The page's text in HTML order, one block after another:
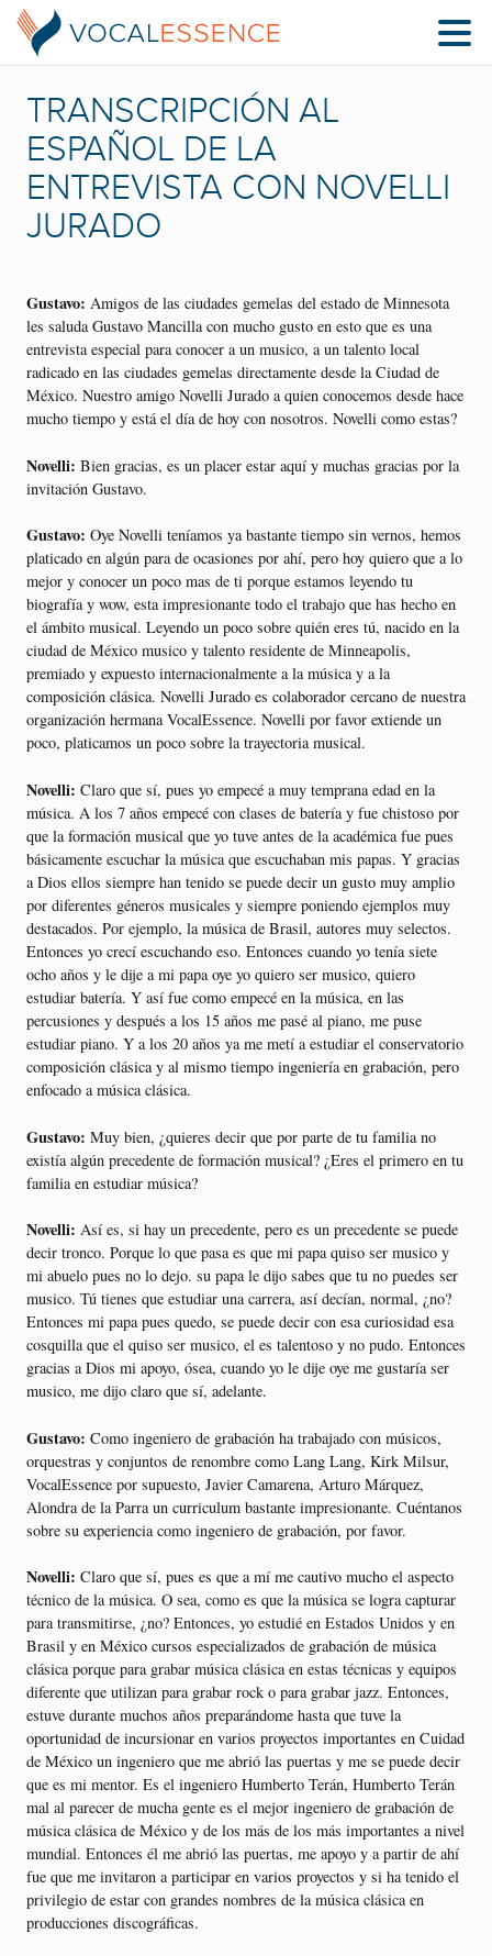
TRANSCRIPCIÓN AL
ESPAÑOL DE LA
ENTREVISTA CON NOVELLI
JURADO
Gustavo: Amigos de las ciudades gemelas del estado de Minnesota
les saluda Gustavo Mancilla con mucho gusto en esto que es una
entrevista especial para conocer a un musico, a un talento local
radicado en las ciudades gemelas directamente desde la Ciudad de
México. Nuestro amigo Novelli Jurado a quien conocemos desde hace
mucho tiempo y está el día de hoy con nosotros. Novelli como estas?
Novelli: Bien gracias, es un placer estar aquí y muchas gracias por la
invitación Gustavo.
Gustavo: Oye Novelli teníamos ya bastante tiempo sin vernos, hemos
platicado en algún para de ocasiones por ahí, pero hoy quiero que a lo
mejor y conocer un poco mas de ti porque estamos leyendo tu
biografía y wow, esta impresionante todo el trabajo que has hecho en
el ámbito musical. Leyendo un poco sobre quién eres tú, nacido en la
ciudad de México musico y talento residente de Minneapolis,
premiado y expuesto internacionalmente a la música y a la
composición clásica. Novelli Jurado es colaborador cercano de nuestra
organización hermana VocalEssence. Novelli por favor extiende un
poco, platicamos un poco sobre la trayectoria musical.
Novelli: Claro que sí, pues yo empecé a muy temprana edad en la
música. A los 7 años empecé con clases de batería y fue chistoso por
que la formación musical que yo tuve antes de la académica fue pues
básicamente escuchar la música que escuchaban mis papas. Y gracias
a Dios ellos siempre han tenido se puede decir un gusto muy amplio
por diferentes géneros musicales y siempre poniendo ejemplos muy
destacados. Por ejemplo, la música de Brasil, autores muy selectos.
Entonces yo crecí escuchando eso. Entonces cuando yo tenía siete
ocho años y le dije a mi papa oye yo quiero ser musico, quiero
estudiar batería. Y así fue como empecé en la música, en las
percusiones y después a los 15 años me pasé al piano, me puse
estudiar piano. Y a los 20 años ya me metí a estudiar el conservatorio
composición clásica y al mismo tiempo ingeniería en grabación, pero
enfocado a música clásica.
Gustavo: Muy bien, ¿quieres decir que por parte de tu familia no
existía algún precedente de formación musical? ¿Eres el primero en tu
familia en estudiar música?
Novelli: Así es, si hay un precedente, pero es un precedente se puede
decir tronco. Porque lo que pasa es que mi papa quiso ser musico y
mi abuelo pues no lo dejo. su papa le dijo sabes que tu no puedes ser
musico. Tú tienes que estudiar una carrera, así decían, normal, ¿no?
Entonces mi papa pues quedo, se puede decir con esa curiosidad esa
cosquilla que el quiso ser musico, el es talentoso y no pudo. Entonces
gracias a Dios mi apoyo, ósea, cuando yo le dije oye me gustaría ser
musico, me dijo claro que sí, adelante.
Gustavo: Como ingeniero de grabación ha trabajado con músicos,
orquestras y conjuntos de renombre como Lang Lang, Kirk Milsur,
VocalEssence por supuesto, Javier Camarena, Arturo Márquez,
Alondra de la Parra un curriculum bastante impresionante. Cuéntanos
sobre su experiencia como ingeniero de grabación, por favor.
Novelli: Claro que sí, pues es que a mí me cautivo mucho el aspecto
técnico de la música. O sea, como es que la música se logra capturar
para transmitirse, ¿no? Entonces, yo estudié en Estados Unidos y en
Brasil y en México cursos especializados de grabación de música
clásica porque para grabar música clásica en estas técnicas y equipos
diferente que utilizan para grabar rock o para grabar jazz. Entonces,
estuve durante muchos años preparándome hasta que tuve la
oportunidad de incursionar en varios proyectos importantes en Cuidad
de México un ingeniero que me abrió las puertas y me se puede decir
que es mi mentor. Es el ingeniero Humberto Terán, Humberto Terán
mal al parecer de mucha gente es el mejor ingeniero de grabación de
música clásica de México y de los más de los más importantes a nivel
mundial. Entonces él me abrió las puertas, me apoyo y a partir de ahí
fue que me invitaron a participar en varios proyectos y si ha tenido el
privilegio de estar con grandes nombres de la música clásica en
producciones discográficas.